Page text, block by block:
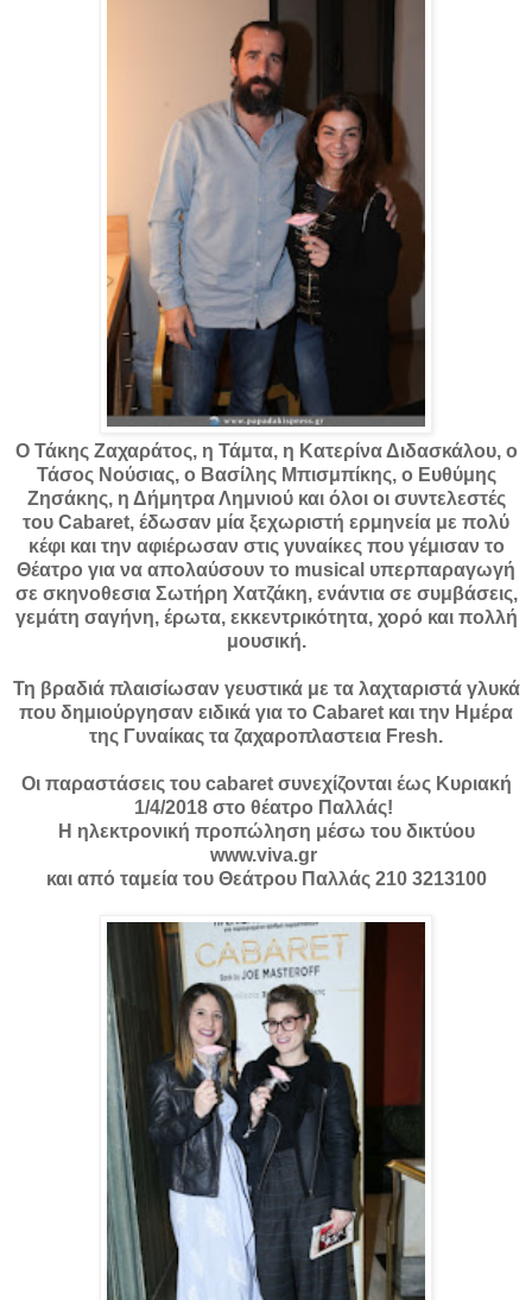
Ο Τάκης Ζαχαράτος, η Τάμτα, η Κατερίνα Διδασκάλου, ο
Τάσος Νούσιας, ο Βασίλης Μπισμπίκης, ο Ευθύμης
Ζησάκης, η Δήμητρα Λημνιού και όλοι οι συντελεστές
του Cabaret, έδωσαν μία ξεχωριστή ερμηνεία με πολύ
κέφι και την αφιέρωσαν στις γυναίκες που γέμισαν το
Θέατρο για να απολαύσουν το musical υπερπαραγωγή
σε σκηνοθεσια Σωτήρη Χατζάκη, ενάντια σε συμβάσεις,
γεμάτη σαγήνη, έρωτα, εκκεντρικότητα, χορό και πολλή
μουσική.
Τη βραδιά πλαισίωσαν γευστικά με τα λαχταριστά γλυκά
που δημιούργησαν ειδικά για το Cabaret και την Ημέρα
της Γυναίκας τα ζαχαροπλαστεια Fresh.
Οι παραστάσεις του cabaret συνεχίζονται έως Κυριακή
1/4/2018 στο θέατρο Παλλάς!
Η ηλεκτρονική προπώληση μέσω του δικτύου
www.viva.gr
και από ταμεία του Θεάτρου Παλλάς 210 3213100